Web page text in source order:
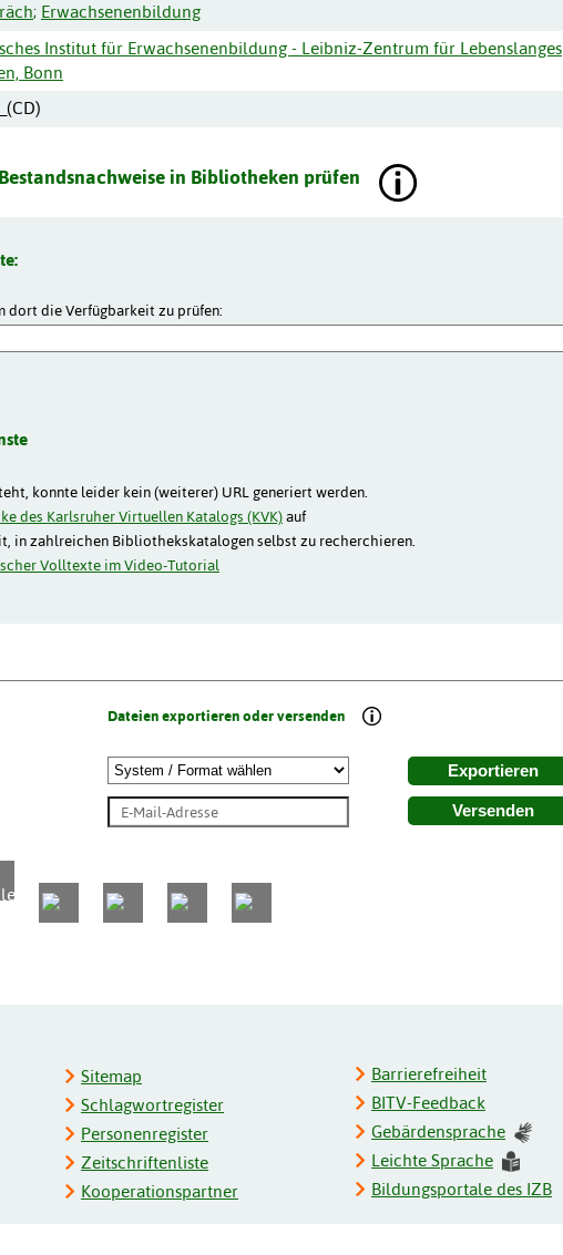
; Erwachsenenbildung
Institut für Erwachsenenbildung - Leibniz-Zentrum für Lebenslanges
Bonn
in Bibliotheken prüfen
dort die Verfügbarkeit zu prüfen:
konnte leider kein (weiterer) URL generiert werden.
des Karlsruher Virtuellen Katalogs (KVK)auf
in zahlreichen Bibliothekskatalogen selbst zu recherchieren.
Volltexte im Video-Tutorial
Dateien exportieren oder versenden
Exportieren
Versenden
Sitemap
Schlagwortregister
Personenregister
Zeitschriftenliste
Kooperationspartner
Barrierefreiheit
BITV-Feedback
Gebärdensprache
Leichte Sprache
Bildungsportale des IZB